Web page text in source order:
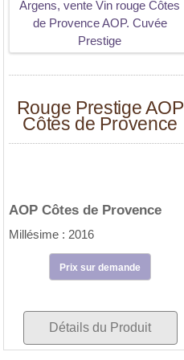
Rouge Prestige AOP
Côtes de Provence
AOP Côtes de Provence
Millésime : 2016
Prix sur demande
Détails du Produit